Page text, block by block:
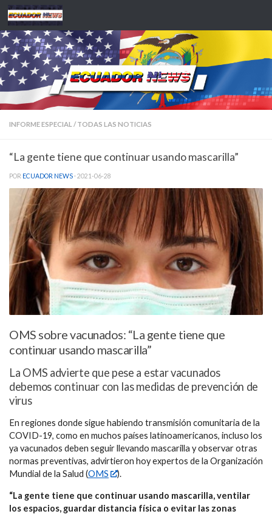
Saltar al contenido
INFORME ESPECIAL / TODAS LAS NOTICIAS
“La gente tiene que continuar usando mascarilla”
POR ECUADOR NEWS · 2021-06-28
OMS sobre vacunados: “La gente tiene que
continuar usando mascarilla”
La OMS advierte que pese a estar vacunados
debemos continuar con las medidas de prevención de
virus
En regiones donde sigue habiendo transmisión comunitaria de la
COVID-19, como en muchos países latinoamericanos, incluso los
ya vacunados deben seguir llevando mascarilla y observar otras
normas preventivas, advirtieron hoy expertos de la Organización
Mundial de la Salud (OMS ).
“La gente tiene que continuar usando mascarilla, ventilar
los espacios, guardar distancia física o evitar las zonas